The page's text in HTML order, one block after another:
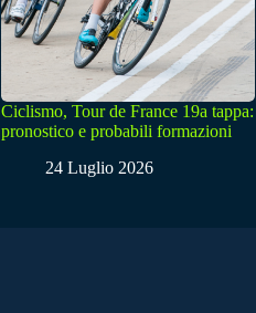
Ciclismo, Tour de France 19a tappa:
pronostico e probabili formazioni
24 Luglio 2026